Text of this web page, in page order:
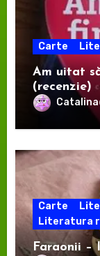
Carte
Am uitat
(recenzie)
Catalina
Carte
Literatura
Faraonii –